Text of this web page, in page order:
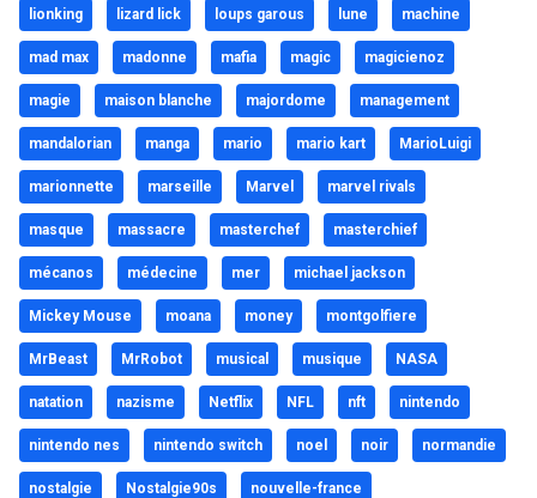
lionking lizard lick loups garous lune machine
mad max madonne mafia magic magicienoz
magie maison blanche majordome management
mandalorian manga mario mario kart MarioLuigi
marionnette marseille Marvel marvel rivals
masque massacre masterchef masterchief
mécanos médecine mer michael jackson
Mickey Mouse moana money montgolfiere
MrBeast MrRobot musical musique NASA
natation nazisme Netflix NFL nft nintendo
nintendo nes nintendo switch noel noir normandie
nostalgie Nostalgie90s nouvelle-france